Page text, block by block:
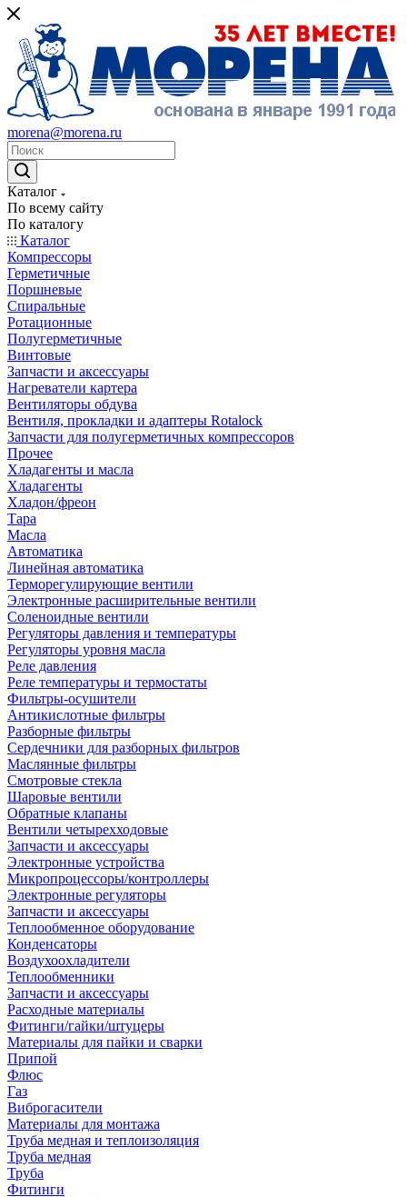
morena@morena.ru
Каталог
По всему сайту
По каталогу
Каталог
Компрессоры
Герметичные
Поршневые
Спиральные
Ротационные
Полугерметичные
Винтовые
Запчасти и аксессуары
Нагреватели картера
Вентиляторы обдува
Вентиля, прокладки и адаптеры Rotalock
Запчасти для полугерметичных компрессоров
Прочее
Хладагенты и масла
Хладагенты
Хладон/фреон
Тара
Масла
Автоматика
Линейная автоматика
Терморегулирующие вентили
Электронные расширительные вентили
Соленоидные вентили
Регуляторы давления и температуры
Регуляторы уровня масла
Реле давления
Реле температуры и термостаты
Фильтры-осушители
Антикислотные фильтры
Разборные фильтры
Сердечники для разборных фильтров
Маслянные фильтры
Смотровые стекла
Шаровые вентили
Обратные клапаны
Вентили четырехходовые
Запчасти и аксессуары
Электронные устройства
Микропроцессоры/контроллеры
Электронные регуляторы
Запчасти и аксессуары
Теплообменное оборудование
Конденсаторы
Воздухоохладители
Теплообменники
Запчасти и аксессуары
Расходные материалы
Фитинги/гайки/штуцеры
Материалы для пайки и сварки
Припой
Флюс
Газ
Виброгасители
Материалы для монтажа
Труба медная и теплоизоляция
Труба медная
Труба
Фитинги